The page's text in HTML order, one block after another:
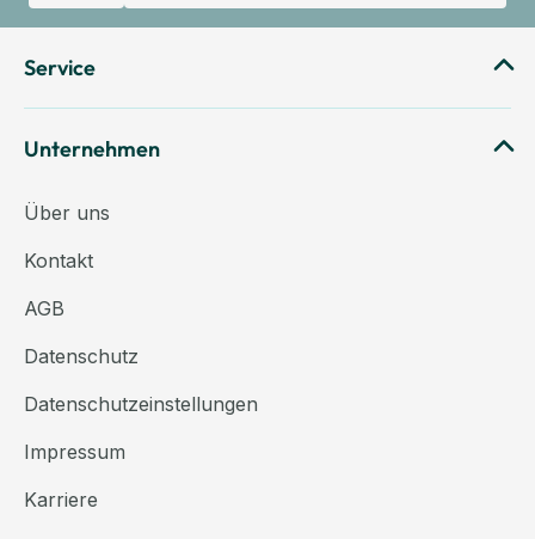
Service
Unternehmen
Über uns
Kontakt
AGB
Datenschutz
Datenschutzeinstellungen
Impressum
Karriere